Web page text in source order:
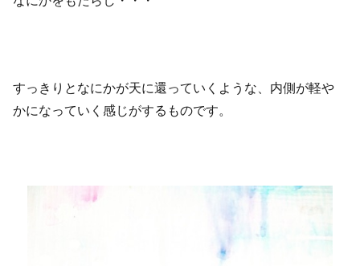
すっきりとなにかが天に還っていくような、内側が軽や
かになっていく感じがするものです。